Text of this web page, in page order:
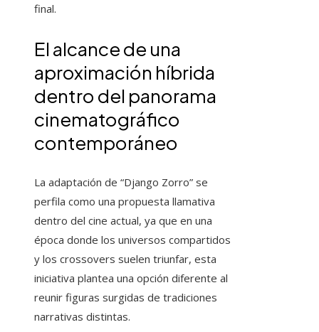
final.
El alcance de una
aproximación híbrida
dentro del panorama
cinematográfico
contemporáneo
La adaptación de “Django Zorro” se
perfila como una propuesta llamativa
dentro del cine actual, ya que en una
época donde los universos compartidos
y los crossovers suelen triunfar, esta
iniciativa plantea una opción diferente al
reunir figuras surgidas de tradiciones
narrativas distintas.